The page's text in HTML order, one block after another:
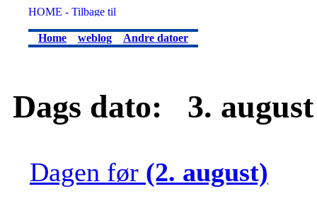
Home weblog Andre datoer
Dags dato: 3.
Dagen før (2. august)